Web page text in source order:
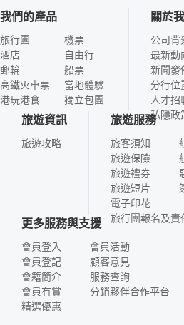
我們的產品
旅行團
酒店
郵輪
高鐵火車票
港玩港食
機票
自由行
船票
當地體驗
獨立包團
關於
公司背
最新動
新聞發
分行位
人才
私隱政
旅遊資訊
旅遊攻略
旅遊服務
旅客須知
旅遊保險
旅遊禮券
旅遊短片
電子印花
旅行團報名及責
更多服務與支援
會員登入
會員登記
會籍簡介
會員有賞
精選優惠
會員活動
顧客意見
服務查詢
分銷夥伴合作平台